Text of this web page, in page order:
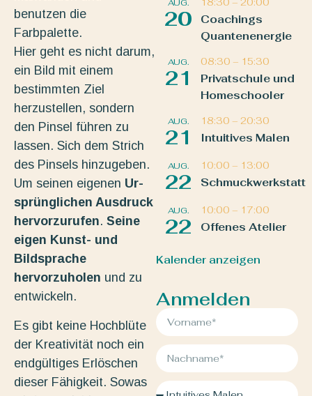
benutzen die
Farbpalette.
Hier geht es nicht darum,
ein Bild mit einem
bestimmten Ziel
herzustellen, sondern
den Pinsel führen zu
lassen. Sich dem Strich
des Pinsels hinzugeben.
Um seinen eigenen Ur-
sprünglichen Ausdruck
hervorzurufen. Seine
eigen Kunst- und
Bildsprache
hervorzuholen und zu
entwickeln.
Es gibt keine Hochblüte
der Kreativität noch ein
endgültiges Erlöschen
dieser Fähigkeit. Sowas
AUG.
20
18:30 – 20:00
Coachings
Quantenenergie
AUG.
21
08:30 – 15:30
Privatschule und
Homeschooler
AUG.
21
18:30 – 20:30
Intuitives Malen
AUG.
22
10:00 – 13:00
Schmuckwerkstatt
AUG.
22
10:00 – 17:00
Offenes Atelier
Kalender anzeigen
Anmelden